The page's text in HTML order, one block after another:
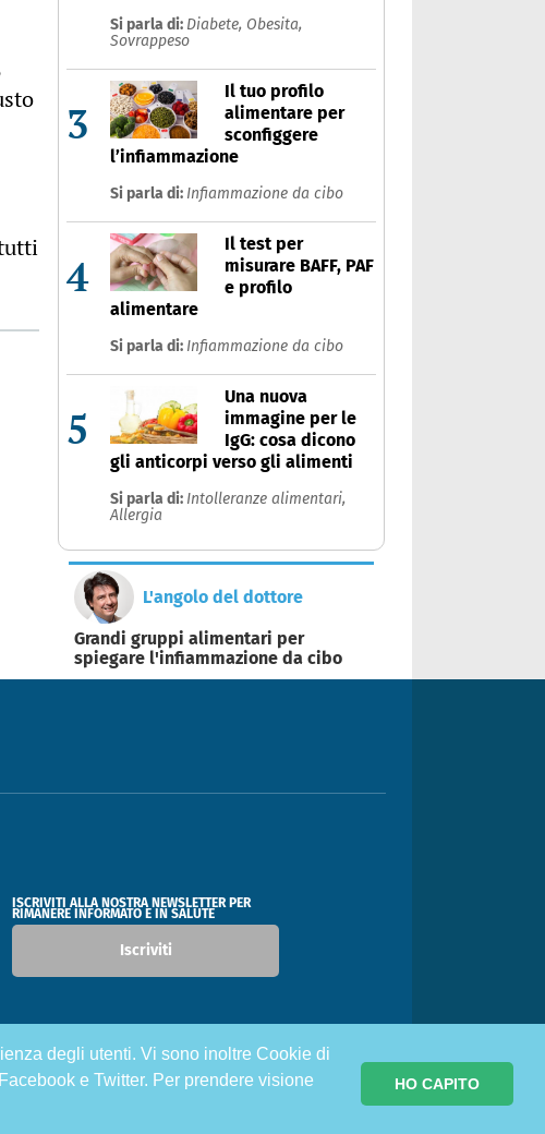
degli utenti. Vi sono inoltre Cookie di
e Twitter. Per prendere visione
HO CAPITO
Si parla di: Diabete, Obesita,
Sovrappeso
3
Il tuo profilo
alimentare per
sconfiggere
l’infiammazione
Si parla di: Infiammazione da cibo
4
Il test per
misurare BAFF, PAF
e profilo
alimentare
Si parla di: Infiammazione da cibo
5
Una nuova
immagine per le
IgG: cosa dicono
gli anticorpi verso gli alimenti
Si parla di: Intolleranze alimentari,
Allergia
L'angolo del dottore
Grandi gruppi alimentari per
spiegare l'infiammazione da cibo
ISCRIVITI ALLA NOSTRA NEWSLETTER PER
RIMANERE INFORMATO E IN SALUTE
Iscriviti